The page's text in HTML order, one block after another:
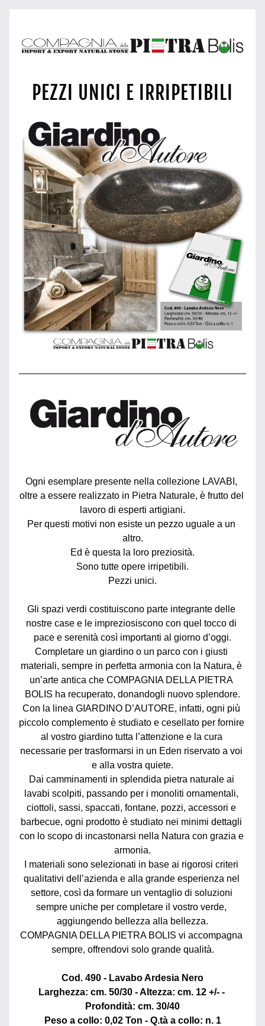
PEZZI UNICI E IRRIPETIBILI
Ogni esemplare presente nella collezione LAVABI,
oltre a essere realizzato in Pietra Naturale, è frutto del
lavoro di esperti artigiani.
Per questi motivi non esiste un pezzo uguale a un
altro.
Ed è questa la loro preziosità.
Sono tutte opere irripetibili.
Pezzi unici.
Gli spazi verdi costituiscono parte integrante delle
nostre case e le impreziosiscono con quel tocco di
pace e serenità così importanti al giorno d’oggi.
Completare un giardino o un parco con i giusti
materiali, sempre in perfetta armonia con la Natura, è
un’arte antica che COMPAGNIA DELLA PIETRA
BOLIS ha recuperato, donandogli nuovo splendore.
Con la linea GIARDINO D’AUTORE, infatti, ogni più
piccolo complemento è studiato e cesellato per fornire
al vostro giardino tutta l’attenzione e la cura
necessarie per trasformarsi in un Eden riservato a voi
e alla vostra quiete.
Dai camminamenti in splendida pietra naturale ai
lavabi scolpiti, passando per i monoliti ornamentali,
ciottoli, sassi, spaccati, fontane, pozzi, accessori e
barbecue, ogni prodotto è studiato nei minimi dettagli
con lo scopo di incastonarsi nella Natura con grazia e
armonia.
I materiali sono selezionati in base ai rigorosi criteri
qualitativi dell’azienda e alla grande esperienza nel
settore, così da formare un ventaglio di soluzioni
sempre uniche per completare il vostro verde,
aggiungendo bellezza alla bellezza.
COMPAGNIA DELLA PIETRA BOLIS vi accompagna
sempre, offrendovi solo grande qualità.
Cod. 490 - Lavabo Ardesia Nero
Larghezza: cm. 50/30 - Altezza: cm. 12 +/- -
Profondità: cm. 30/40
Peso a collo: 0,02 Ton - Q.tà a collo: n. 1